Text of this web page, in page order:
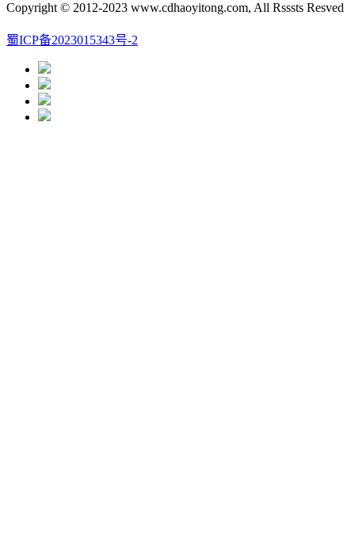
Copyright © 2012-2023 www.cdhaoyitong.com, All Rsssts Resved
蜀ICP备2023015343号-2